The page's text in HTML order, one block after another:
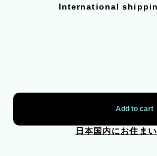
International
Add to cart
日本国内にお住ま